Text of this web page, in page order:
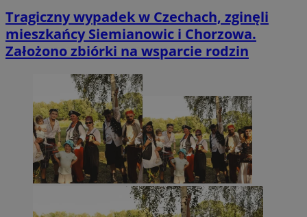
Tragiczny wypadek w Czechach, zginęli
mieszkańcy Siemianowic i Chorzowa.
Założono zbiórki na wsparcie rodzin